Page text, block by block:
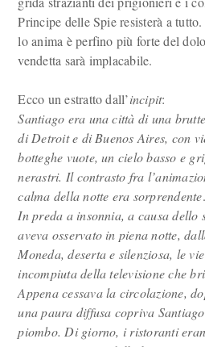
Principe delle Spie resisterà a
lo anima è perfino più forte del
vendetta sarà implacabile.
Ecco un estratto dall’incipit:
Santiago era una città di una
di Detroit e di Buenos Aires, con
botteghe vuote, un cielo basso e
nerastri. Il contrasto fra
calma della notte era sorprendente.
In preda a insonnia, a causa
aveva osservato in piena notte,
Moneda, deserta e silenziosa, le
incompiuta della televisione che
Appena cessava la circolazione,
una paura diffusa copriva
piombo. Di giorno, i ristoranti